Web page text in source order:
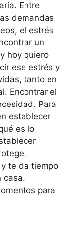
Entre
demandas
el estrés
un
hoy quiero
ese estrés y
tanto en
Encontrar el
Para
establecer
es lo
te da tiempo
casa.
para